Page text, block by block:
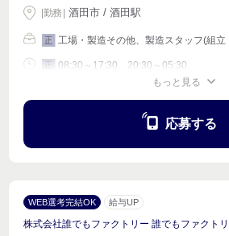
|勤務 酒田市 / 酒田駅
正 工場・製造その他、製造スタッフ(組立
正 08:30～17:30、20:30～05:30
もっと見る
応募する
WEB選考完結OK 給与UP
株式会社誰でもファクトリー 誰でもファクト